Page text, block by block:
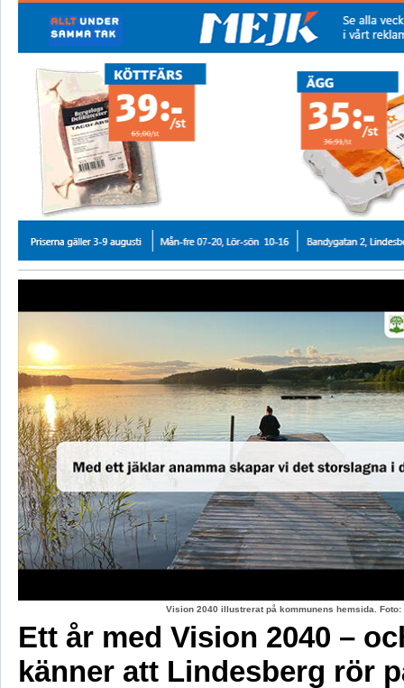
Vision 2040 illustrerat på kommunens hemsida.
Ett år med Vision 2040 –
känner att Lindesberg rör